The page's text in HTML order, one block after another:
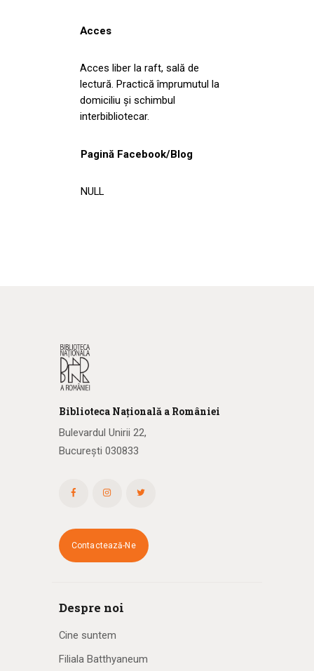
Acces
Acces liber la raft, sală de
lectură. Practică împrumutul la
domiciliu şi schimbul
interbibliotecar.
Pagină Facebook/Blog
NULL
Biblioteca Națională a României
Bulevardul Unirii 22,
București 030833
Contactează-Ne
Despre noi
Cine suntem
Filiala Batthyaneum